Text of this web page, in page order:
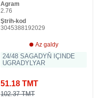
Agram
2.76
Ştrih-kod
3045388192029
Az galdy
24/48 SAGADYŇ IÇINDE
UGRADYLYAR
51.18 TMT
102.37 TMT